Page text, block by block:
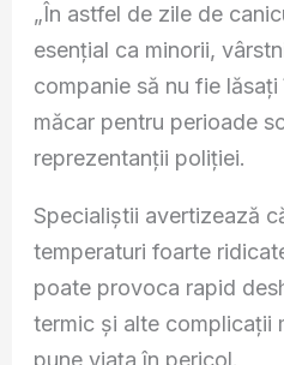
„În astfel de zile de
esențial ca minorii,
companie să nu fie
măcar pentru perioade
reprezentanții poliției.
Specialiștii avertizează
temperaturi foarte
poate provoca rapid
termic și alte complicații